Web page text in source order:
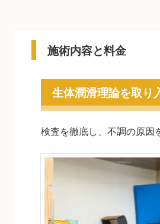
施術内容と料金
生体潤滑理論を取り
検査を徹底し、不調の原因